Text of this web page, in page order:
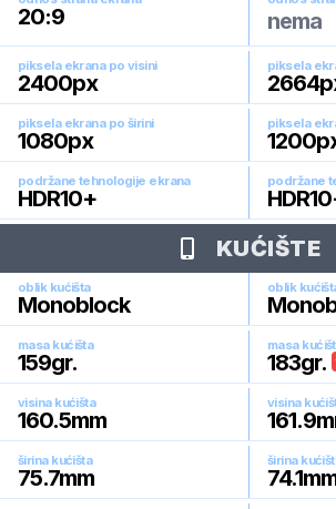
20:9 nema
piksela ekrana po visini
2400px
piksela
2664
piksela ekrana po širini
1080px
piksela
1200
podržane tehnologije ekrana
HDR10+
podržane
KUĆIŠTE
oblik kućišta
Monoblock
oblik
masa kućišta
159gr.
masa
183gr.
visina kućišta
160.5mm
visina
161.9
širina kućišta
75.7mm
širina
74.1